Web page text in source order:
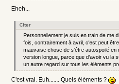
Eheh...
Citer
Personnellement je suis en train de me
fois, contrairement à avril, c'est peut
mauvaise chose de s'être autospoilé en
version longue, parce que d'avoir vu la
un autre regard sur tous les éléments
C'est vrai. Euh....... Quels éléments ?